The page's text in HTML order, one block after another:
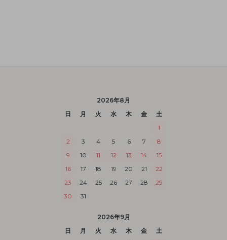
2026年8月
日
月 火 水 木 金
土
1
2
3 4 5 6 7
8
9
10 11 12 13 14
15
16
17 18 19 20 21
22
23
24 25 26 27 28
29
30
31
2026年9月
日
月 火 水 木 金
土